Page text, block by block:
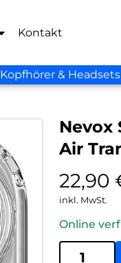
Kontakt
Kopfhörer & Headsets
Nevox
Air
22,90
inkl. MwSt.
Online